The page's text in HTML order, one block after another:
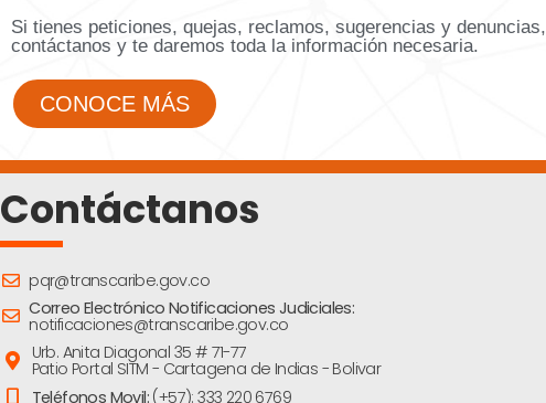
Si tienes peticiones, quejas, reclamos, sugerencias y denuncias,
contáctanos y te daremos toda la información necesaria.
CONOCE MÁS
Contáctanos
pqr@transcaribe.gov.co
Correo Electrónico Notificaciones Judiciales:
notificaciones@transcaribe.gov.co
Urb. Anita Diagonal 35 # 71-77
Patio Portal SITM - Cartagena de Indias - Bolivar
Teléfonos Movil: (+57): 333 220 6769